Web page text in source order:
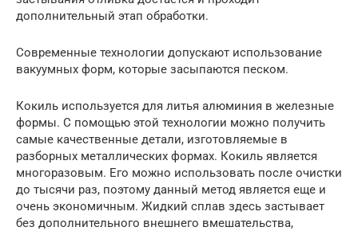
дополнительный этап обработки.
Современные технологии допускают использование
вакуумных форм, которые засыпаются песком.
Кокиль используется для литья алюминия в железные
формы. С помощью этой технологии можно получить
самые качественные детали, изготовляемые в
разборных металлических формах. Кокиль является
многоразовым. Его можно использовать после очистки
до тысячи раз, поэтому данный метод является еще и
очень экономичным. Жидкий сплав здесь застывает
без дополнительного внешнего вмешательства,